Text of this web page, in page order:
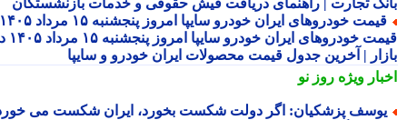
تجارت | راهنمای دریافت فیش حقوقی و خدمات بازنشستگان
قیمت خودروهای ایران خودرو سایپا امروز پنجشنبه ۱۵ مرداد ۱۴۰۵ |
قیمت خودروهای ایران خودرو سایپا امروز پنجشنبه ۱۵ مرداد ۱۴۰۵ در
| آخرین جدول قیمت محصولات ایران خودرو و سایپا
ویژهروز نو
پزشکیان: اگر دولت شکست بخورد، ایران شکست می خورد